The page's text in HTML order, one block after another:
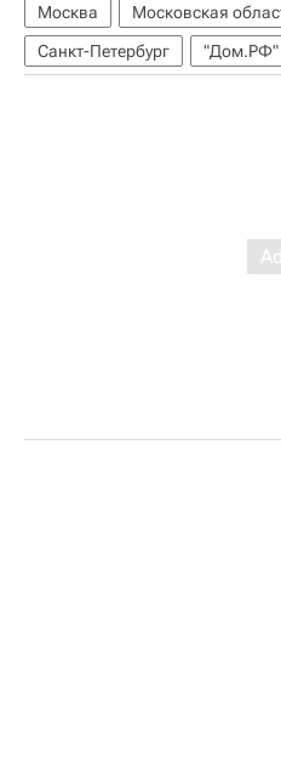
Москва
Московская
Санкт-Петербург
"Дом.РФ"